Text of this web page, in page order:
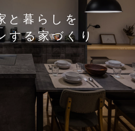
と暮らしを
する家づくり